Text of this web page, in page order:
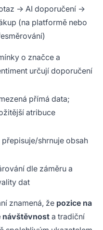
→ AI doporučení →
(na platformě nebo
o značce a
určují doporučení
přímá data;
atribuce
přepisuje/shrnuje obsah
dle záměru a
dat
znamená, že pozice na
návštěvnost a tradiční